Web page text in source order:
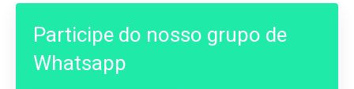
Participe do nosso grupo de
Whatsapp